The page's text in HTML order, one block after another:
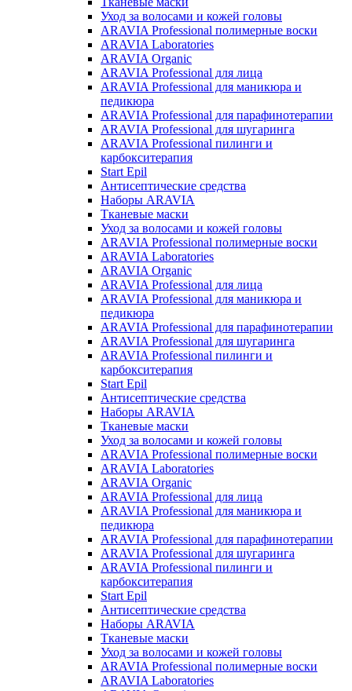
Уход за волосами и кожей головы
ARAVIA Professional полимерные воски
ARAVIA Laboratories
ARAVIA Organic
ARAVIA Professional для лица
ARAVIA Professional для маникюра и
педикюра
ARAVIA Professional для парафинотерапии
ARAVIA Professional для шугаринга
ARAVIA Professional пилинги и
карбокситерапия
Start Epil
Антисептические средства
Наборы ARAVIA
Тканевые маски
Уход за волосами и кожей головы
ARAVIA Professional полимерные воски
ARAVIA Laboratories
ARAVIA Organic
ARAVIA Professional для лица
ARAVIA Professional для маникюра и
педикюра
ARAVIA Professional для парафинотерапии
ARAVIA Professional для шугаринга
ARAVIA Professional пилинги и
карбокситерапия
Start Epil
Антисептические средства
Наборы ARAVIA
Тканевые маски
Уход за волосами и кожей головы
ARAVIA Professional полимерные воски
ARAVIA Laboratories
ARAVIA Organic
ARAVIA Professional для лица
ARAVIA Professional для маникюра и
педикюра
ARAVIA Professional для парафинотерапии
ARAVIA Professional для шугаринга
ARAVIA Professional пилинги и
карбокситерапия
Start Epil
Антисептические средства
Наборы ARAVIA
Тканевые маски
Уход за волосами и кожей головы
ARAVIA Professional полимерные воски
ARAVIA Laboratories